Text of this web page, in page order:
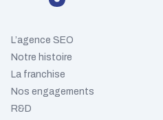
L’agence SEO
Notre histoire
La franchise
Nos engagements
R&D